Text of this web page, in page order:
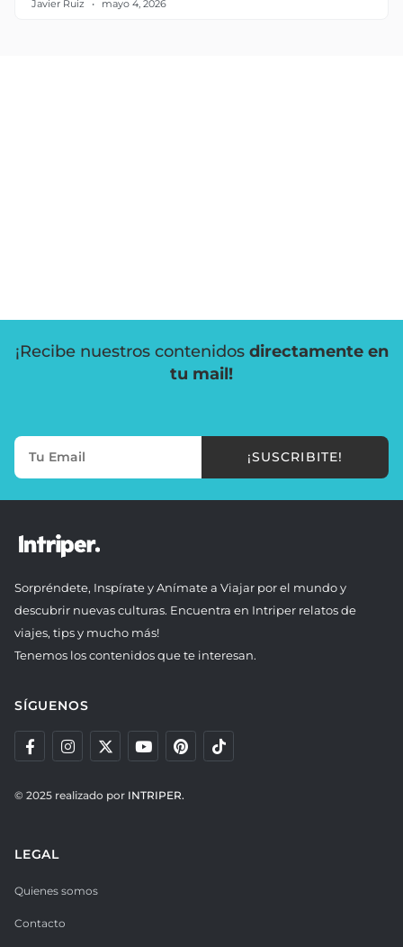
Javier Ruiz mayo 4, 2026
¡Recibe nuestros contenidos directamente en
tu mail!
¡SUSCRIBITE!
Sorpréndete, Inspírate y Anímate a Viajar por el mundo y
descubrir nuevas culturas. Encuentra en Intriper relatos de
viajes, tips y mucho más!
Tenemos los contenidos que te interesan.
SÍGUENOS
© 2025 realizado por INTRIPER.
LEGAL
Quienes somos
Contacto